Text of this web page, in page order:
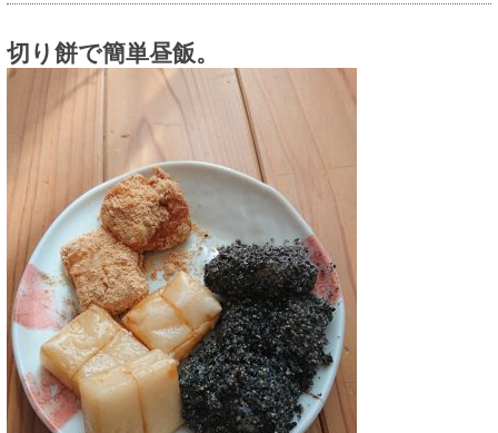
切り餅で簡単昼飯。